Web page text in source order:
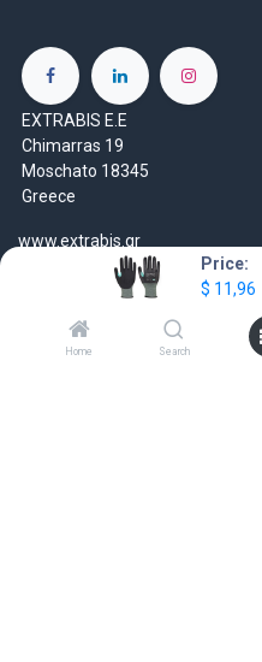
Price:
$ 11,96
Home Search
EXTRABIS E.E
Chimarras 19
Moschato 18345
Greece
www.extrabis.gr
+30 210 7000 777
gr@extrabis.com